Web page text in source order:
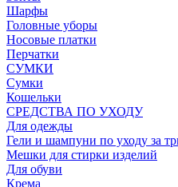
Шарфы
Головные уборы
Носовые платки
Перчатки
СУМКИ
Сумки
Кошельки
CРЕДСТВА ПО УХОДУ
Для одежды
Гели и шампуни по уходу за
Мешки для стирки изделий
Для обуви
Крема